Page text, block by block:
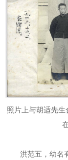
照片上与胡适先
洪范五，幼名有